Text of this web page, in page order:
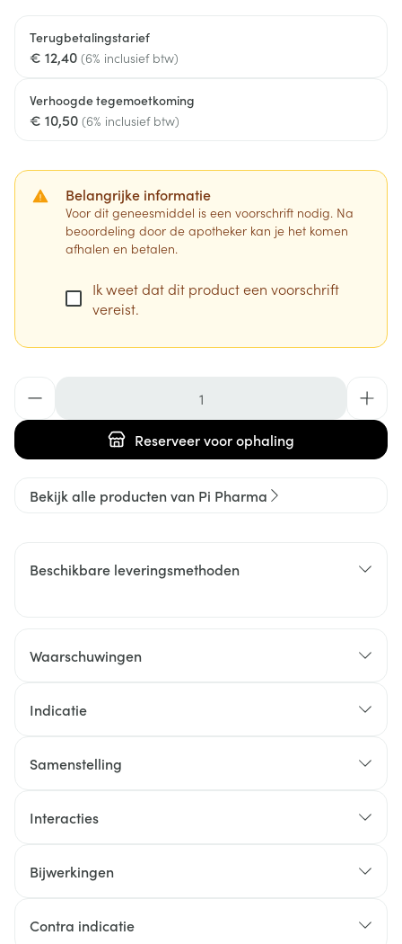
Terugbetalingstarief
€ 12,40 (6% inclusief btw)
Verhoogde tegemoetkoming
€ 10,50 (6% inclusief btw)
Belangrijke informatie
Voor dit geneesmiddel is een voorschrift nodig. Na
beoordeling door de apotheker kan je het komen
afhalen en betalen.
Ik weet dat dit product een voorschrift
vereist.
Reserveervoor ophaling
Bekijk alle producten van Pi Pharma
Beschikbare leveringsmethoden
Waarschuwingen
Indicatie
Samenstelling
Interacties
Bijwerkingen
Contra indicatie